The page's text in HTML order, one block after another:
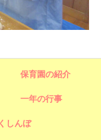
保育園の紹介
一年の行事
しんぼ